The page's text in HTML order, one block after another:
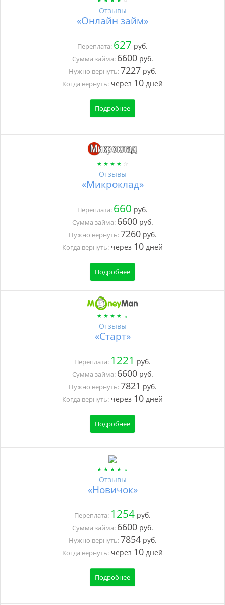
Отзывы
«Онлайн займ»
Переплата: 627 руб.
Сумма займа: 6600руб.
Нужно вернуть:7227руб.
Когда вернуть: через 10 дней
Подробнее
Отзывы
«Микроклад»
Переплата: 660 руб.
Сумма займа: 6600руб.
Нужно вернуть:7260руб.
Когда вернуть: через 10 дней
Подробнее
Отзывы
«Старт»
Переплата: 1221 руб.
Сумма займа: 6600руб.
Нужно вернуть:7821 руб.
Когда вернуть: через 10 дней
Подробнее
Отзывы
«Новичок»
Переплата: 1254 руб.
Сумма займа: 6600руб.
Нужно вернуть:7854руб.
Когда вернуть: через 10 дней
Подробнее